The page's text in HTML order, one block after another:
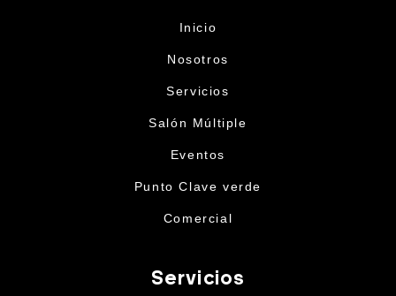
Inicio
Nosotros
Servicios
Salón Múltiple
Eventos
Punto Clave verde
Comercial
Servicios